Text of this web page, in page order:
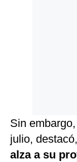
Sin
julio, destacó,
alza a su